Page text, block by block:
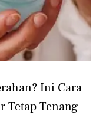
Ini Cara
Tetap Tenang